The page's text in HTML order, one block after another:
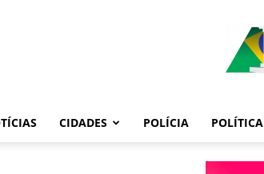
CIDADES POLÍCIA POLÍTICA